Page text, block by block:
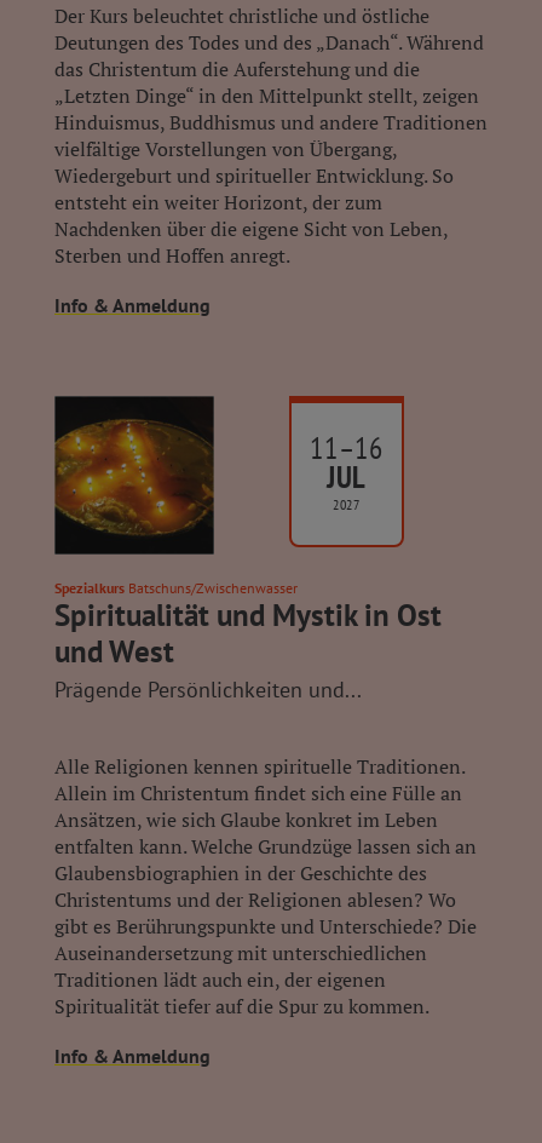
Der Kurs beleuchtet christliche und östliche
Deutungen des Todes und des „Danach“. Während
das Christentum die Auferstehung und die
„Letzten Dinge“ in den Mittelpunkt stellt, zeigen
Hinduismus, Buddhismus und andere Traditionen
vielfältige Vorstellungen von Übergang,
Wiedergeburt und spiritueller Entwicklung. So
entsteht ein weiter Horizont, der zum
Nachdenken über die eigene Sicht von Leben,
Sterben und Hoffen anregt.
Info & Anmeldung
11–16
JUL
2027
Spezialkurs Batschuns/Zwischenwasser
Spiritualität und Mystik in Ost
und West
Prägende Persönlichkeiten und...
Alle Religionen kennen spirituelle Traditionen.
Allein im Christentum findet sich eine Fülle an
Ansätzen, wie sich Glaube konkret im Leben
entfalten kann. Welche Grundzüge lassen sich an
Glaubensbiographien in der Geschichte des
Christentums und der Religionen ablesen? Wo
gibt es Berührungspunkte und Unterschiede? Die
Auseinandersetzung mit unterschiedlichen
Traditionen lädt auch ein, der eigenen
Spiritualität tiefer auf die Spur zu kommen.
Info & Anmeldung